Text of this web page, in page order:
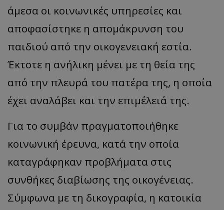
άμεσα οι κοινωνικές υπηρεσίες και
αποφασίστηκε η απομάκρυνση του
παιδιού από την οικογενειακή εστία.
Έκτοτε η ανήλικη μένει με τη θεία της
από την πλευρά του πατέρα της, η οποία
έχει αναλάβει και την επιμέλειά της.
Για το συμβάν πραγματοποιήθηκε
κοινωνική έρευνα, κατά την οποία
καταγράφηκαν προβλήματα στις
συνθήκες διαβίωσης της οικογένειας.
Σύμφωνα με τη δικογραφία, η κατοικία